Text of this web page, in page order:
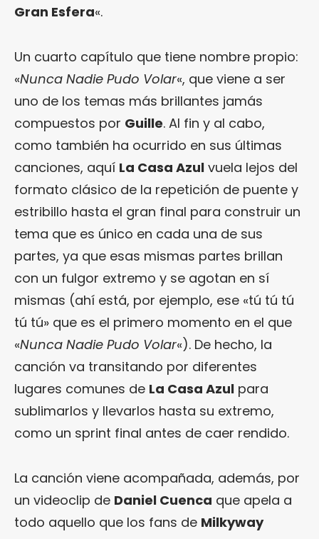
Gran Esfera«.
Un cuarto capítulo que tiene nombre propio:
«Nunca Nadie Pudo Volar«, que viene a ser
uno de los temas más brillantes jamás
compuestos por Guille. Al fin y al cabo,
como también ha ocurrido en sus últimas
canciones, aquí La Casa Azul vuela lejos del
formato clásico de la repetición de puente y
estribillo hasta el gran final para construir un
tema que es único en cada una de sus
partes, ya que esas mismas partes brillan
con un fulgor extremo y se agotan en sí
mismas (ahí está, por ejemplo, ese «tú tú tú
tú tú» que es el primero momento en el que
«Nunca Nadie Pudo Volar«). De hecho, la
canción va transitando por diferentes
lugares comunes de La Casa Azul para
sublimarlos y llevarlos hasta su extremo,
como un sprint final antes de caer rendido.
La canción viene acompañada, además, por
un videoclip de Daniel Cuenca que apela a
todo aquello que los fans de Milkyway